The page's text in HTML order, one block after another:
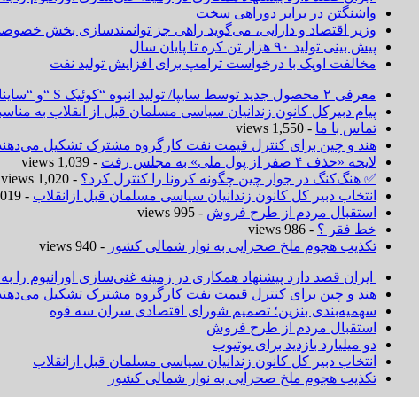
واشنگتن در برابر دوراهی سخت
وزیر اقتصاد و دارایی، می‌گوید راهی جز توانمندسازی بخش
پیش بینی تولید ۹۰ هزار تن کره تا پایان سال
مخالفت اوپک با درخواست ترامپ برای افزایش تولید نفت
معرفی ۲ محصول جدید توسط سایپا/ تولید انبوه “کوئیک S “و “ساینا S ” آغاز شد
پیام دبیرکل کانون زندانیان سیاسی مسلمان قبل از انقلاب به
تماس با ما - 1,550 views
هند و چین برای کنترل قیمت نفت کارگروه مشترک تشکیل
لایحه «حذف ۴ صفر از پول ملی» به مجلس رفت
- 1,039 views
✅ هنگ‌کنگ در جوار چین چگونه کرونا را کنترل کرد؟ - 1,020 views
انتخاب دبیر کل کانون زندانیان سیاسی مسلمان قبل ازانقلاب - 1,019 views
استقبال مردم از طرح فروش - 995 views
خط فقر ؟ - 986 views
تکذیب هجوم ملخ صحرایی به نوار شمالی کشور - 940 views
ایران قصد دارد پیشنهاد همکاری در زمینه غنی‌سازی اورانیوم را
هند و چین برای کنترل قیمت نفت کارگروه مشترک تشکیل
سهمیه‌بندی بنزین؛ تصمیم شورای اقتصادی سران سه قوه
استقبال مردم از طرح فروش
دو میلیارد بازدید برای یوتیوب
انتخاب دبیر کل کانون زندانیان سیاسی مسلمان قبل ازانقلاب
تکذیب هجوم ملخ صحرایی به نوار شمالی کشور